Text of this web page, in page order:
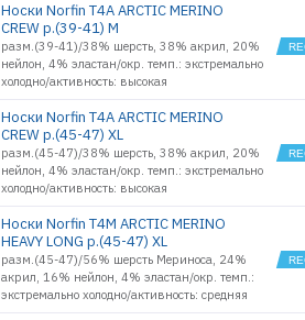
Носки Norfin T4A ARCTIC MERINO
CREW р.(39-41) M
разм.(39-41)/38% шерсть, 38% акрил, 20%
нейлон, 4% эластан/окр. темп.: экстремально
холодно/активность: высокая
Носки Norfin T4A ARCTIC MERINO
CREW р.(45-47) XL
разм.(45-47)/38% шерсть, 38% акрил, 20%
нейлон, 4% эластан/окр. темп.: экстремально
холодно/активность: высокая
Носки Norfin T4M ARCTIC MERINO
HEAVY LONG р.(45-47) XL
разм.(45-47)/56% шерсть Мериноса, 24%
акрил, 16% нейлон, 4% эластан/окр. темп.:
экстремально холодно/активность: средняя